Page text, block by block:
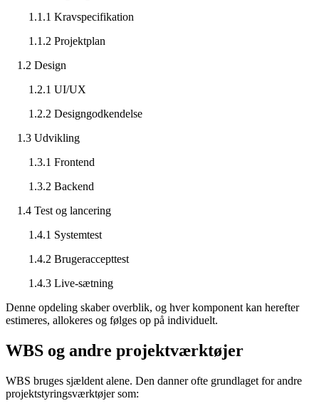
1.1.1 Kravspecifikation
1.1.2 Projektplan
1.2 Design
1.2.1 UI/UX
1.2.2 Designgodkendelse
1.3 Udvikling
1.3.1 Frontend
1.3.2 Backend
1.4 Test og lancering
1.4.1 Systemtest
1.4.2 Brugeraccepttest
1.4.3 Live-sætning
Denne opdeling skaber overblik, og hver komponent kan herefter
estimeres, allokeres og følges op på individuelt.
WBS og andre projektværktøjer
WBS bruges sjældent alene. Den danner ofte grundlaget for andre
projektstyringsværktøjer som: